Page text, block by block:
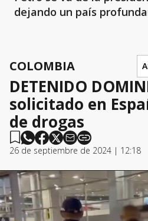
dejando un país
COLOMBIA
DETENIDO
solicitado en
de drogas
26 de septiembre de 2024 | 12:18